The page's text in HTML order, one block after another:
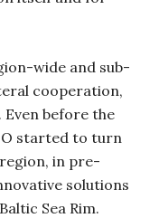
wide and sub-
cooperation,
Even before the
started to turn
in pre-
solutions
Sea Rim.